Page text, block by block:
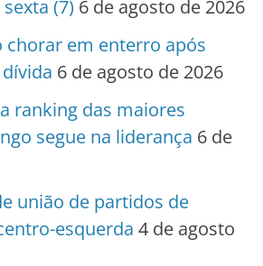
(7) 6 de agosto de 2026
chorar em enterro após
6 de agosto de 2026
ranking das maiores
segue na liderança 6 de
união de partidos de
esquerda 4 de agosto